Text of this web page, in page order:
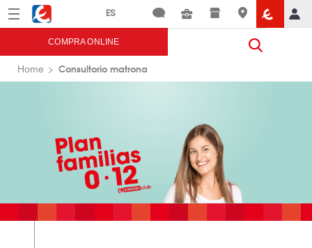
Menú Eroski
COMPRA ONLINE
Home Consultorio matrona